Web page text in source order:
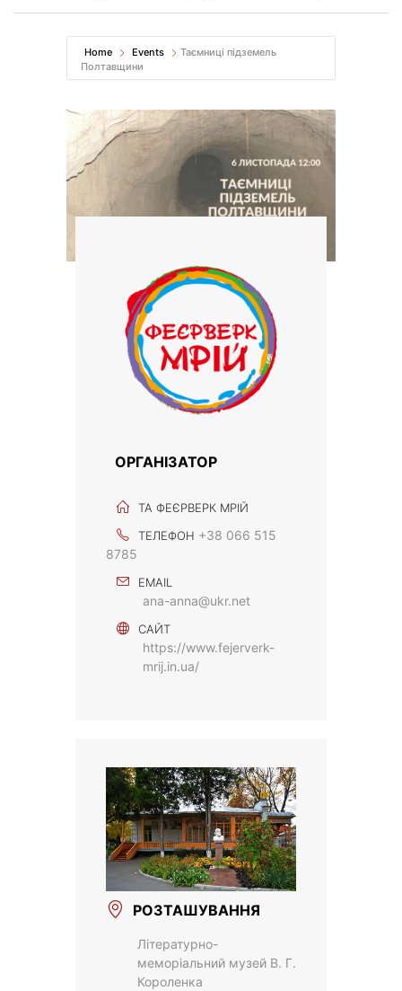
Home Events
Таємниці підземель
Полтавщини
ОРГАНІЗАТОР
ТА ФЕЄРВЕРК МРІЙ
ТЕЛЕФОН +38 066 515
8785
EMAIL
ana-anna@ukr.net
САЙТ
https://www.fejerverk-
mrij.in.ua/
РОЗТАШУВАННЯ
Літературно-
меморіальний музей В. Г.
Короленка